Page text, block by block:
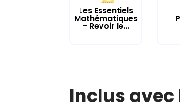
Les Essentiels
Mathématiques
- Revoir le...
Inclus avec